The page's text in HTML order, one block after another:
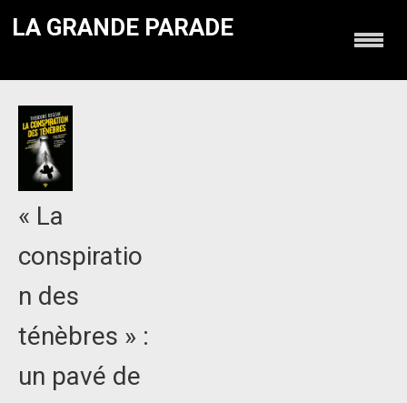
LA GRANDE PARADE
« La
conspiratio
n des
ténèbres » :
un pavé de